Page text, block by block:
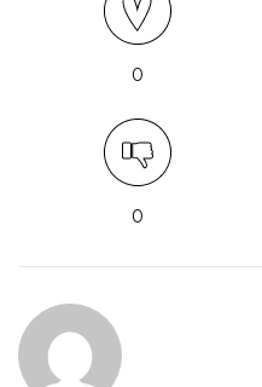
0
0